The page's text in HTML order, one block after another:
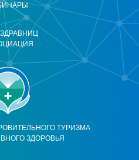
ТУРИЗМА
ЗДОРОВЬЯ